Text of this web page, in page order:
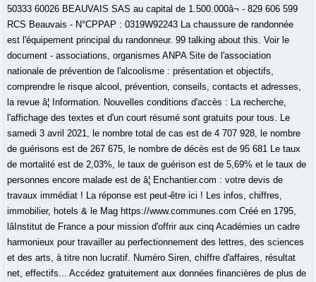
50333 60026 BEAUVAIS SAS au capital de 1.500.000â¬ - 829 606 599
RCS Beauvais - N°CPPAP : 0319W92243 La chaussure de randonnée
est l'équipement principal du randonneur. 99 talking about this. Voir le
document - associations, organismes ANPA Site de l'association
nationale de prévention de l'alcoolisme : présentation et objectifs,
comprendre le risque alcool, prévention, conseils, contacts et adresses,
la revue â¦ Information. Nouvelles conditions d'accès : La recherche,
l'affichage des textes et d'un court résumé sont gratuits pour tous. Le
samedi 3 avril 2021, le nombre total de cas est de 4 707 928, le nombre
de guérisons est de 267 675, le nombre de décès est de 95 681 Le taux
de mortalité est de 2,03%, le taux de guérison est de 5,69% et le taux de
personnes encore malade est de â¦ Enchantier.com : votre devis de
travaux immédiat ! La réponse est peut-être ici ! Les infos, chiffres,
immobilier, hotels & le Mag https://www.communes.com Créé en 1795,
lâInstitut de France a pour mission d'offrir aux cinq Académies un cadre
harmonieux pour travailler au perfectionnement des lettres, des sciences
et des arts, à titre non lucratif. Numéro Siren, chiffre d'affaires, résultat
net, effectifs... Accédez gratuitement aux données financières de plus de